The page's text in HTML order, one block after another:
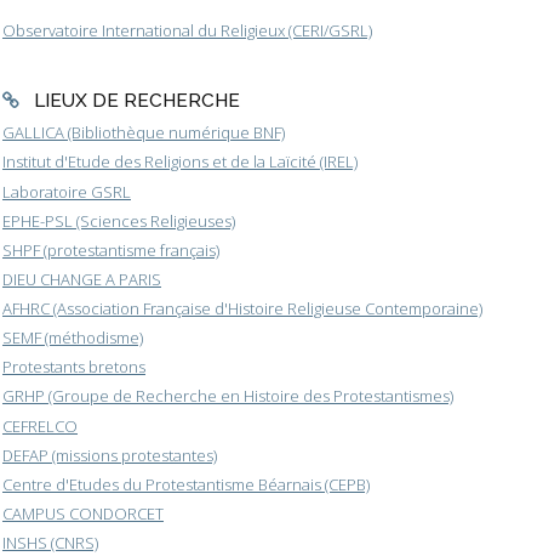
Observatoire International du Religieux (CERI/GSRL)
LIEUX DE RECHERCHE
GALLICA (Bibliothèque numérique BNF)
Institut d'Etude des Religions et de la Laïcité (IREL)
Laboratoire GSRL
EPHE-PSL (Sciences Religieuses)
SHPF (protestantisme français)
DIEU CHANGE A PARIS
AFHRC (Association Française d'Histoire Religieuse Contemporaine)
SEMF (méthodisme)
Protestants bretons
GRHP (Groupe de Recherche en Histoire des Protestantismes)
CEFRELCO
DEFAP (missions protestantes)
Centre d'Etudes du Protestantisme Béarnais (CEPB)
CAMPUS CONDORCET
INSHS (CNRS)